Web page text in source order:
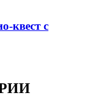
квест с